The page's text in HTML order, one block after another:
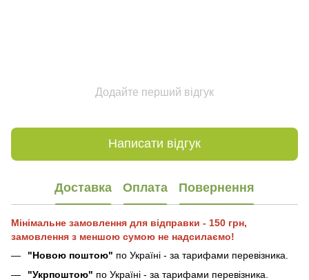
Додайте перший відгук
Написати відгук
Доставка Оплата Повернення
Мінімальне замовлення для відправки - 150 грн,
замовлення з меншою сумою не надсилаємо!
"Новою поштою" по Україні - за тарифами перевізника.
"Укрпоштою" по Україні - за тарифами перевізника.